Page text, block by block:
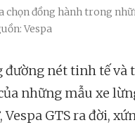
chọn đồng hành trong
Vespa
đường nét tinh tế và
những mẫu xe
GTS ra đời,